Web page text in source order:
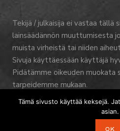
Tekijä / julkaisija ei vastaa tällä
lainsäädännön muuttumisesta
muista virheistä tai niiden
Sivuja käyttäessään käyttäjä
Pidätämme oikeuden muokata
tarpeidemme mukaan.
Tämä sivusto käyttää keksejä.
asian.
OK